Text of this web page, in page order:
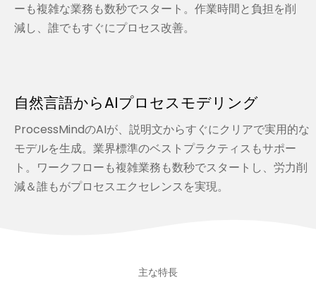
ーも複雑な業務も数秒でスタート。作業時間と負担を削
減し、誰でもすぐにプロセス改善。
自然言語からAIプロセスモデリング
ProcessMindのAIが、説明文からすぐにクリアで実用的な
モデルを生成。業界標準のベストプラクティスもサポー
ト。ワークフローも複雑業務も数秒でスタートし、労力削
減＆誰もがプロセスエクセレンスを実現。
主な特長